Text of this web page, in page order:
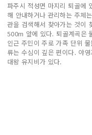
파주시 적성면 마지리 퇴골에
해 안내하거나 관리하는 주체
관을 검색해서 찾아가는 것이
500m 앞에 있다. 퇴골계곡은
인근 주민이 주로 가족 단위
류는 수심이 깊은 편이다. 야
대왕 유지비가 있다.